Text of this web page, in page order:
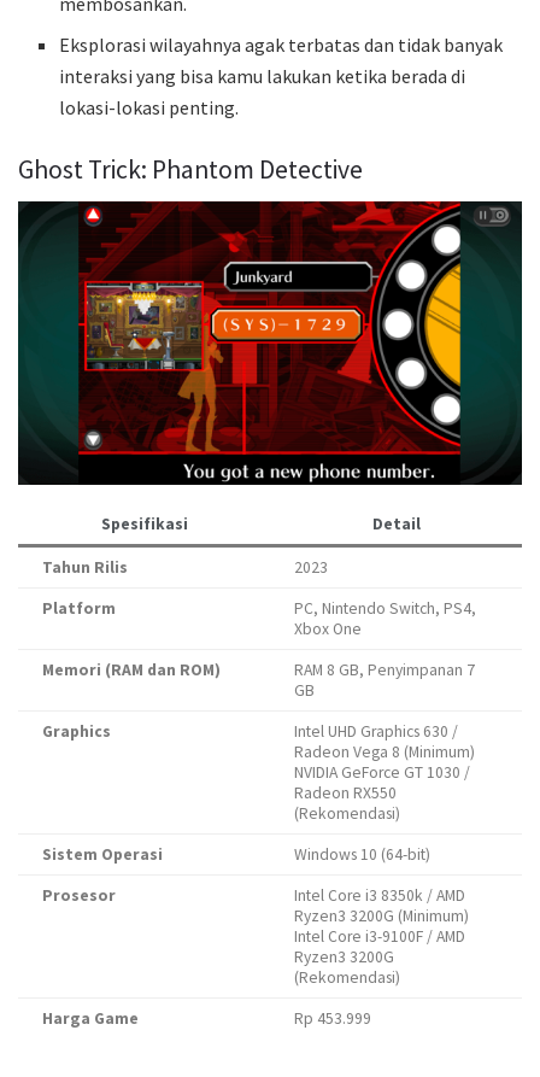
Eksplorasi wilayahnya agak terbatas dan tidak banyak
interaksi yang bisa kamu lakukan ketika berada di
lokasi-lokasi penting.
Ghost Trick: Phantom Detective
Spesifikasi Detail
Tahun Rilis
2023
Platform
PC, Nintendo Switch, PS4,
Xbox One
Memori (RAM dan ROM)
RAM 8 GB, Penyimpanan 7
GB
Graphics
Intel UHD Graphics 630 /
Radeon Vega 8 (Minimum)
NVIDIA GeForce GT 1030 /
Radeon RX550
(Rekomendasi)
Sistem Operasi
Windows 10 (64-bit)
Prosesor
Intel Core i3 8350k / AMD
Ryzen3 3200G (Minimum)
Intel Core i3-9100F / AMD
Ryzen3 3200G
(Rekomendasi)
Harga Game
Rp 453.999